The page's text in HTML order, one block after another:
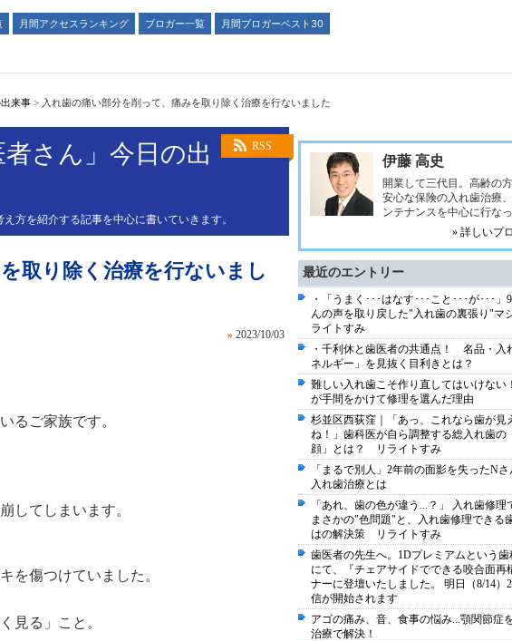
月間アクセスランキング ブロガー一覧
月間ブロガーベスト30
来事 > 入れ歯の痛い部分を削って、痛みを取り除く治療を行ないました
RSS
さん」今日の出
方を紹介する記事を中心に書いていきます。
取り除く治療を行ないまし
» 2023/10/03
るご家族です。
してしまいます。
を傷つけていました。
見る」こと。
伊藤 高史
開業して三代目。高齢の
安心な保険の入れ歯治療
ンテナンスを中心に行なっ
» 詳しいプ
最近のエントリー
・「うまく･･･はなす･･･こと･･･が･･･」
んの声を取り戻した"入れ歯の裏張り"マ
ライトすみ
・千利休と歯医者の共通点！ 名品・入
ネルギー」を見抜く目利きとは？
難しい入れ歯こそ作り直してはいけな
が手間をかけて修理を選んだ理由
杉並区西荻窪｜「あっ、これなら歯が見
ね！」歯科医が自ら調整する総入れ歯の
顔」とは？ リライトすみ
「まるで別人」2年前の面影を失ったN
入れ歯治療とは
「あれ、歯の色が違う...？」 入れ歯修理
まさかの"色問題"と、入れ歯修理できる
はの解決策 リライトすみ
歯医者の先生へ。1Dプレミアムという⻭
にて、『チェアサイドでできる咬合⾯再
ナーに登壇いたしました。 明⽇（8/14）
信が開始されます
アゴの痛み、音、食事の悩み...顎関節症
治療で解決！